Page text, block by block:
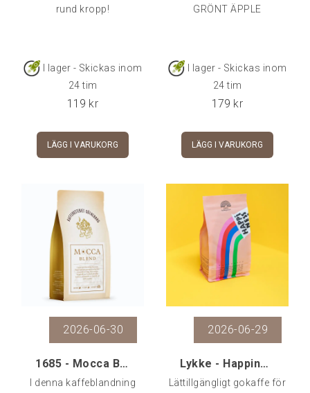
rund kropp!
I lager - Skickas inom
24 tim
119 kr
LÄGG I VARUKORG
GRÖNT ÄPPLE
I lager - Skickas inom
24 tim
179 kr
LÄGG I VARUKORG
2026-06-30
1685 - Mocca Blend, 500 g
I denna kaffeblandning
2026-06-29
Lykke - Happiness, 500 gr
Lättillgängligt gokaffe för